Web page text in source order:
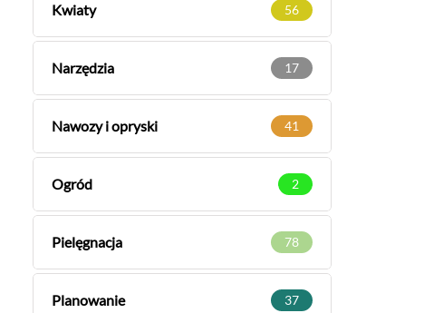
Kwiaty 56
Narzędzia 17
Nawozy i opryski 41
Ogród 2
Pielęgnacja 78
Planowanie 37